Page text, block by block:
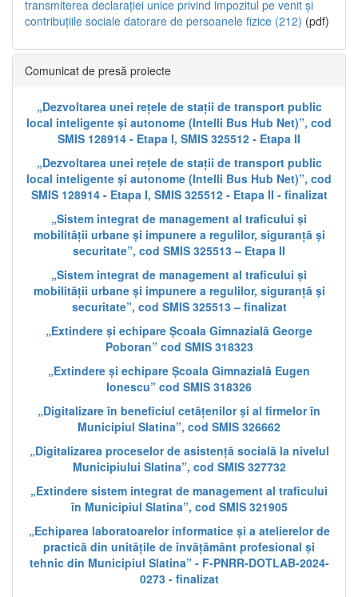
transmiterea declarației unice privind impozitul pe venit și
contribuțiile sociale datorare de persoanele fizice (212) (pdf)
Comunicat de presă proiecte
„Dezvoltarea unei rețele de stații de transport public
local inteligente și autonome (Intelli Bus Hub Net)”, cod
SMIS 128914 - Etapa I, SMIS 325512 - Etapa II
„Dezvoltarea unei rețele de stații de transport public
local inteligente și autonome (Intelli Bus Hub Net)”, cod
SMIS 128914 - Etapa I, SMIS 325512 - Etapa II - finalizat
„Sistem integrat de management al traficului și
mobilității urbane și impunere a regulilor, siguranță și
securitate”, cod SMIS 325513 – Etapa II
„Sistem integrat de management al traficului și
mobilității urbane și impunere a regulilor, siguranță și
securitate”, cod SMIS 325513 – finalizat
„Extindere și echipare Școala Gimnazială George
Poboran” cod SMIS 318323
„Extindere și echipare Școala Gimnazială Eugen
Ionescu” cod SMIS 318326
„Digitalizare în beneficiul cetățenilor și al firmelor în
Municipiul Slatina”, cod SMIS 326662
„Digitalizarea proceselor de asistență socială la nivelul
Municipiului Slatina”, cod SMIS 327732
„Extindere sistem integrat de management al traficului
în Municipiul Slatina”, cod SMIS 321905
„Echiparea laboratoarelor informatice și a atelierelor de
practică din unitățile de învățământ profesional și
tehnic din Municipiul Slatina” - F-PNRR-DOTLAB-2024-
0273 - finalizat